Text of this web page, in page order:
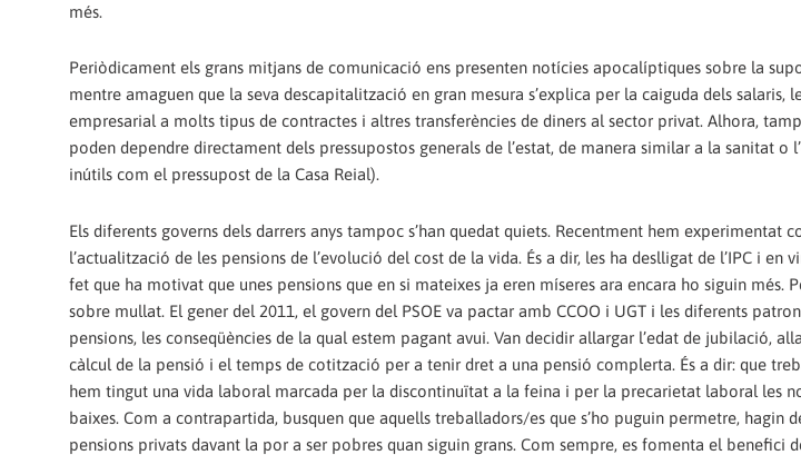
més.
Periòdicament els grans mitjans de comunicació ens presenten notícies apocalíptiques sobre la
mentre amaguen que la seva descapitalització en gran mesura s’explica per la caiguda dels salaris,
empresarial a molts tipus de contractes i altres transferències de diners al sector privat. Alhora,
poden dependre directament dels pressupostos generals de l’estat, de manera similar a la sanitat o
inútils com el pressupost de la Casa Reial).
Els diferents governs dels darrers anys tampoc s’han quedat quiets. Recentment hem experimentat
l’actualització de les pensions de l’evolució del cost de la vida. És a dir, les ha deslligat de l’IPC i en
fet que ha motivat que unes pensions que en si mateixes ja eren míseres ara encara ho siguin més.
sobre mullat. El gener del 2011, el govern del PSOE va pactar amb CCOO i UGT i les diferents
pensions, les conseqüències de la qual estem pagant avui. Van decidir allargar l’edat de jubilació,
càlcul de la pensió i el temps de cotització per a tenir dret a una pensió complerta. És a dir: que
hem tingut una vida laboral marcada per la discontinuïtat a la feina i per la precarietat laboral les
baixes. Com a contrapartida, busquen que aquells treballadors/es que s’ho puguin permetre, hagin
pensions privats davant la por a ser pobres quan siguin grans. Com sempre, es fomenta el benefici